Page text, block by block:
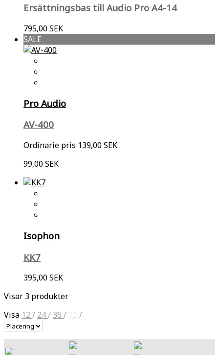
Ersättningsbas till Audio Pro A4-14
795,00 SEK
SALE
Pro Audio
AV-400
Ordinarie pris 139,00 SEK
99,00 SEK
Isophon
KK7
395,00 SEK
Visar 3 produkter
Visa 12/ 24/ 36 / /